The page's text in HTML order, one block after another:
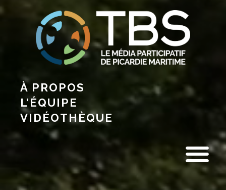
À PROPOS
L’ÉQUIPE
VIDÉOTHÈQUE